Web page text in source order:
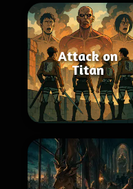
Attack on
Titan